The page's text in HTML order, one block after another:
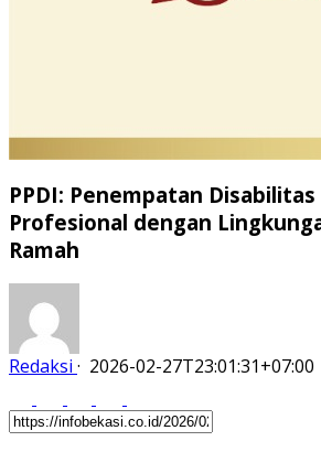
PPDI: Penempatan Disabilitas
Profesional dengan
Ramah
Redaksi · 2026-02-27T23:01:31+07:00